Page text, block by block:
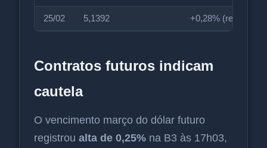
25/02 5,1392 +0,28% (reversão)
Contratos futuros indicam
cautela
O vencimento março do dólar futuro
registrou alta de 0,25% na B3 às 17h03,